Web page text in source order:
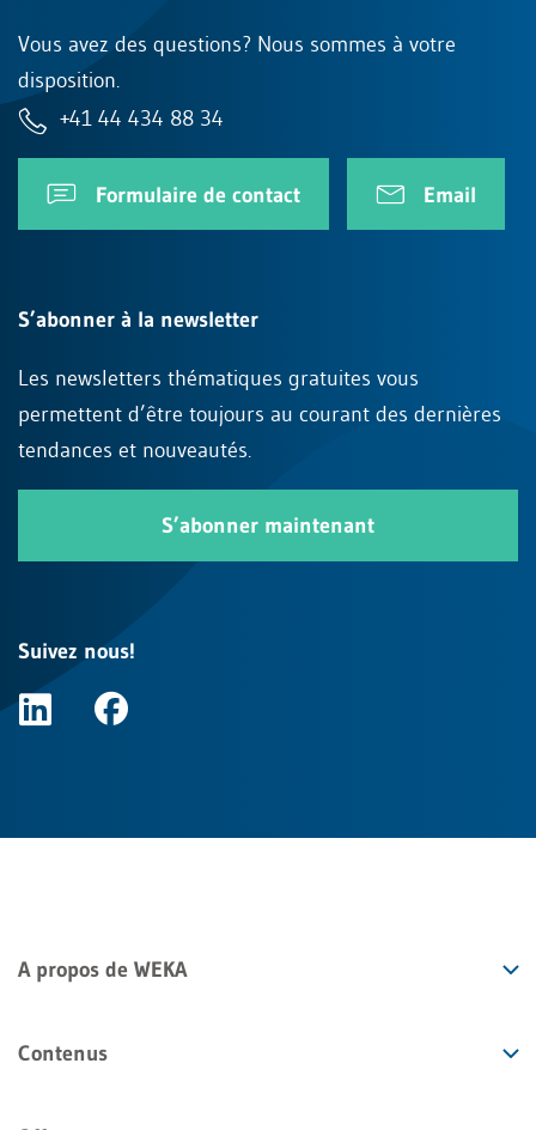
Vous avez des questions? Nous sommes à votre
disposition.
+41 44 434 88 34
Formulaire de contact Email
S’abonner à la newsletter
Les newsletters thématiques gratuites vous
permettent d’être toujours au courant des dernières
tendances et nouveautés.
S’abonner maintenant
Suivez nous!
A propos de WEKA
Contenus